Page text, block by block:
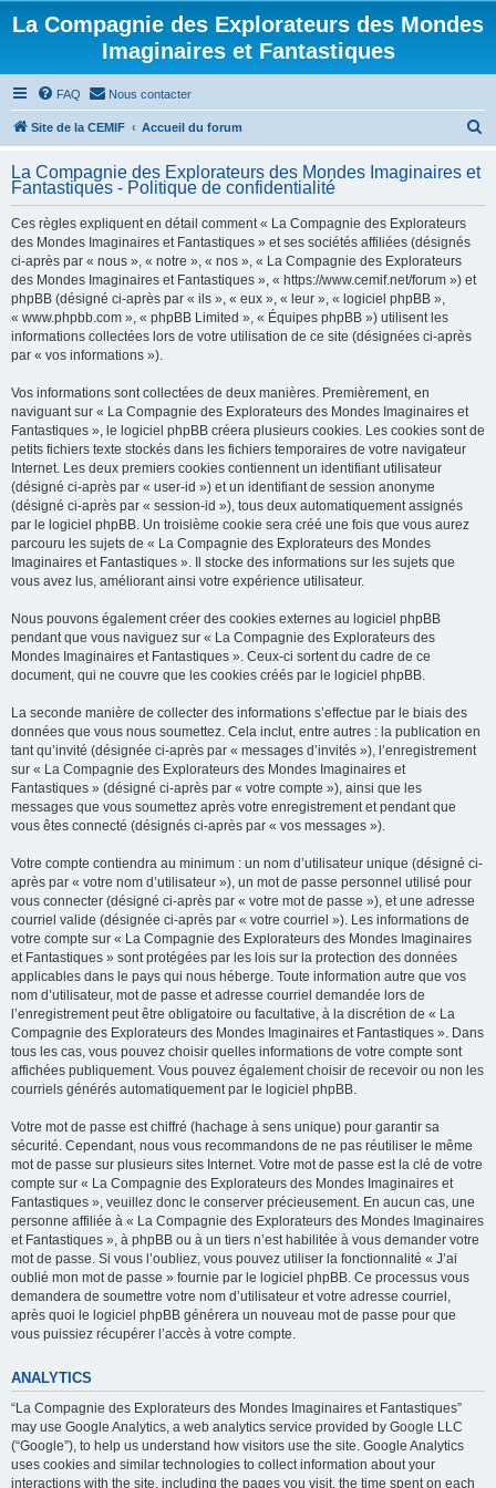
La Compagnie des Explorateurs des Mondes
Imaginaires et Fantastiques
FAQ Nous contacter
Site de la CEMIF Accueil du forum
h
La Compagnie des Explorateurs des Mondes Imaginaires et
Fantastiques - Politique de confidentialité
Ces règles expliquent en détail comment « La Compagnie des Explorateurs
des Mondes Imaginaires et Fantastiques » et ses sociétés affiliées (désignés
ci-après par « nous », « notre », « nos », « La Compagnie des Explorateurs
des Mondes Imaginaires et Fantastiques », « https://www.cemif.net/forum ») et
phpBB (désigné ci-après par « ils », « eux », « leur », « logiciel phpBB »,
« www.phpbb.com », « phpBB Limited », « Équipes phpBB ») utilisent les
informations collectées lors de votre utilisation de ce site (désignées ci-après
par « vos informations »).
Vos informations sont collectées de deux manières. Premièrement, en
naviguant sur « La Compagnie des Explorateurs des Mondes Imaginaires et
Fantastiques », le logiciel phpBB créera plusieurs cookies. Les cookies sont de
petits fichiers texte stockés dans les fichiers temporaires de votre navigateur
Internet. Les deux premiers cookies contiennent un identifiant utilisateur
(désigné ci-après par « user-id ») et un identifiant de session anonyme
(désigné ci-après par « session-id »), tous deux automatiquement assignés
par le logiciel phpBB. Un troisième cookie sera créé une fois que vous aurez
parcouru les sujets de « La Compagnie des Explorateurs des Mondes
Imaginaires et Fantastiques ». Il stocke des informations sur les sujets que
vous avez lus, améliorant ainsi votre expérience utilisateur.
Nous pouvons également créer des cookies externes au logiciel phpBB
pendant que vous naviguez sur « La Compagnie des Explorateurs des
Mondes Imaginaires et Fantastiques ». Ceux-ci sortent du cadre de ce
document, qui ne couvre que les cookies créés par le logiciel phpBB.
La seconde manière de collecter des informations s’effectue par le biais des
données que vous nous soumettez. Cela inclut, entre autres : la publication en
tant qu’invité (désignée ci-après par « messages d’invités »), l’enregistrement
sur « La Compagnie des Explorateurs des Mondes Imaginaires et
Fantastiques » (désigné ci-après par « votre compte »), ainsi que les
messages que vous soumettez après votre enregistrement et pendant que
vous êtes connecté (désignés ci-après par « vos messages »).
Votre compte contiendra au minimum : un nom d’utilisateur unique (désigné ci-
après par « votre nom d’utilisateur »), un mot de passe personnel utilisé pour
vous connecter (désigné ci-après par « votre mot de passe »), et une adresse
courriel valide (désignée ci-après par « votre courriel »). Les informations de
votre compte sur « La Compagnie des Explorateurs des Mondes Imaginaires
et Fantastiques » sont protégées par les lois sur la protection des données
applicables dans le pays qui nous héberge. Toute information autre que vos
nom d’utilisateur, mot de passe et adresse courriel demandée lors de
l’enregistrement peut être obligatoire ou facultative, à la discrétion de « La
Compagnie des Explorateurs des Mondes Imaginaires et Fantastiques ». Dans
tous les cas, vous pouvez choisir quelles informations de votre compte sont
affichées publiquement. Vous pouvez également choisir de recevoir ou non les
courriels générés automatiquement par le logiciel phpBB.
Votre mot de passe est chiffré (hachage à sens unique) pour garantir sa
sécurité. Cependant, nous vous recommandons de ne pas réutiliser le même
mot de passe sur plusieurs sites Internet. Votre mot de passe est la clé de votre
compte sur « La Compagnie des Explorateurs des Mondes Imaginaires et
Fantastiques », veuillez donc le conserver précieusement. En aucun cas, une
personne affiliée à « La Compagnie des Explorateurs des Mondes Imaginaires
et Fantastiques », à phpBB ou à un tiers n’est habilitée à vous demander votre
mot de passe. Si vous l’oubliez, vous pouvez utiliser la fonctionnalité « J’ai
oublié mon mot de passe » fournie par le logiciel phpBB. Ce processus vous
demandera de soumettre votre nom d’utilisateur et votre adresse courriel,
après quoi le logiciel phpBB générera un nouveau mot de passe pour que
vous puissiez récupérer l’accès à votre compte.
ANALYTICS
“La Compagnie des Explorateurs des Mondes Imaginaires et Fantastiques”
may use Google Analytics, a web analytics service provided by Google LLC
(“Google”), to help us understand how visitors use the site. Google Analytics
uses cookies and similar technologies to collect information about your
interactions with the site, including the pages you visit, the time spent on each